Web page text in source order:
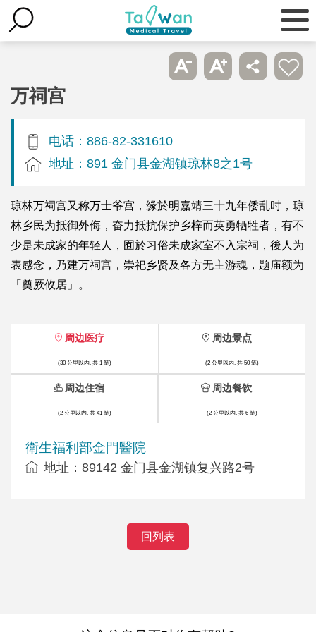
万祠宫
电话：886-82-331610
地址：891 金门县金湖镇琼林8之1号
琼林万祠宫又称万士爷宫，缘於明嘉靖三十九年倭乱时，琼
林乡民为抵御外侮，奋力抵抗保护乡梓而英勇牺牲者，有不
少是未成家的年轻人，囿於习俗未成家室不入宗祠，後人为
表感念，乃建万祠宫，崇祀乡贤及各方无主游魂，题庙额为
「奠厥攸居」。
周边医疗
(30 公里以内, 共 1 笔)
衛生福利部金門醫院
地址：89142 金门县金湖镇复兴路2号
周边景点
(2 公里以内, 共 50 笔)
周边住宿
(2 公里以内, 共 41 笔)
周边餐饮
(2 公里以内, 共 6 笔)
回列表